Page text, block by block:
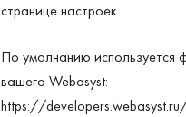
странице настроек.
По умолчанию используется
вашего Webasyst:
https://